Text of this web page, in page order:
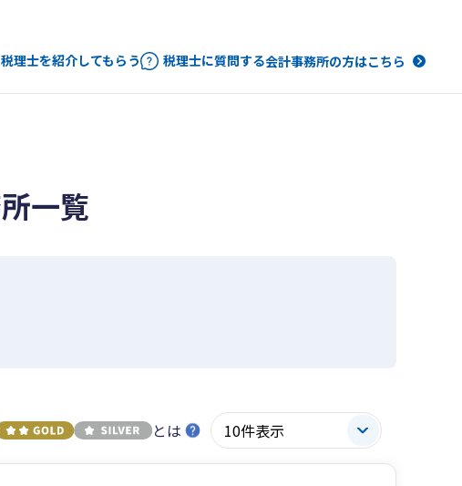
税理士を紹介してもらう 税理士に質問する会計事務所の方はこちら
一覧
とは